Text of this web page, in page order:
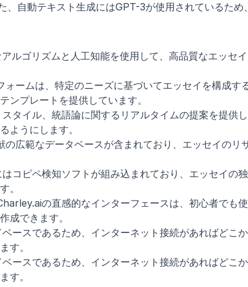
自動テキスト生成にはGPT-3が使用されているため、
ルゴリズムと人工知能を使用して、高品質なエッセ
ォームは、特定のニーズに基づいてエッセイを構成す
ンプレートを提供しています。
タイル、統語論に関するリアルタイムの提案を提供し
ようにします。
の広範なデータベースが含まれており、エッセイのリ
コピペ検知ソフトが組み込まれており、エッセイの
。
の直感的なインターフェースは、初心者でも
成できます。
ースであるため、インターネット接続があればどこ
す。
ースであるため、インターネット接続があればどこ
す。